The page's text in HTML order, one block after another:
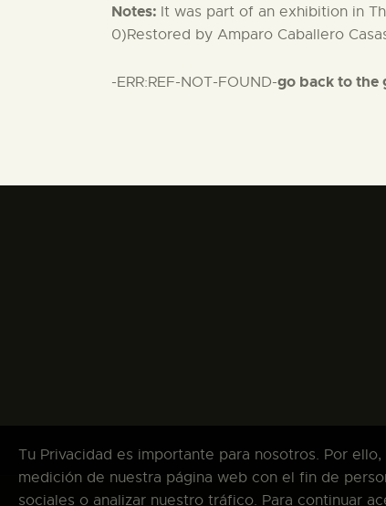
Notes: It was part of an exhibition in
0)Restored by Amparo Caballero
-ERR:REF-NOT-FOUND-go back to the
Tu Privacidad es importante para nosotros. Por
medición de nuestra página web con el fin de
sociales o analizar nuestro tráfico. Para continuar